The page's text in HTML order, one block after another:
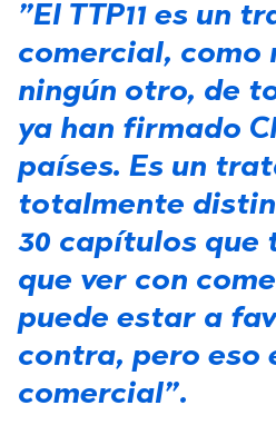
”El TTP11 es un
comercial, como
ningún otro, de
ya han firmado
países. Es un
totalmente
30 capítulos que
que ver con
puede estar a
contra, pero eso
comercial”.